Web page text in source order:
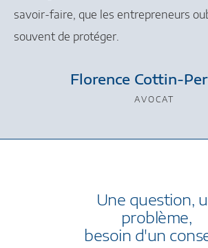
savoir-faire, que les entrepreneurs
souvent de protéger.
Florence Cottin-
AVOCAT
Une question,
problème,
besoin d'un